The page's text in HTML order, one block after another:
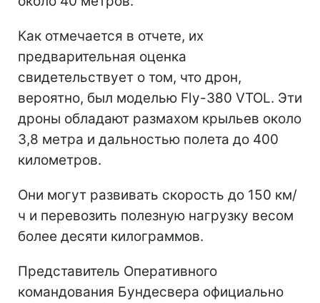
Как отмечается в отчете, их
предварительная оценка
свидетельствует о том, что дрон,
вероятно, был моделью Fly-380 VTOL. Эти
дроны обладают размахом крыльев около
3,8 метра и дальностью полета до 400
километров.
Они могут развивать скорость до 150 км/
ч и перевозить полезную нагрузку весом
более десяти килограммов.
Представитель Оперативного
командования Бундесвера официально